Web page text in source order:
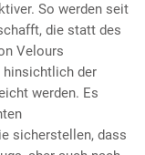
So werden seit
die statt des
Velours
hinsichtlich der
werden. Es
sicherstellen, dass